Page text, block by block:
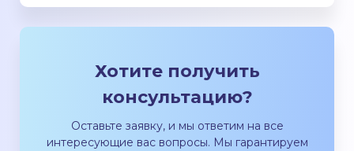
Хотите получить
консультацию?
Оставьте заявку, и мы ответим на все
интересующие вас вопросы. Мы гарантируем